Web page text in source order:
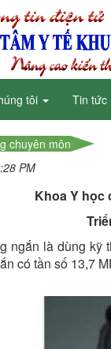
tôi Tin tức
chuyên môn
PM
Khoa Y học
là dùng kỹ
có tần số 13,7